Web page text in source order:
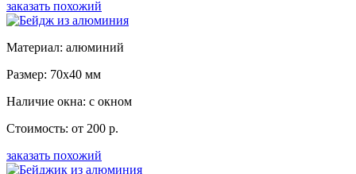
заказать похожий
Материал: алюминий
Размер: 70x40 мм
Наличие окна: с окном
Стоимость: от 200 р.
заказать похожий